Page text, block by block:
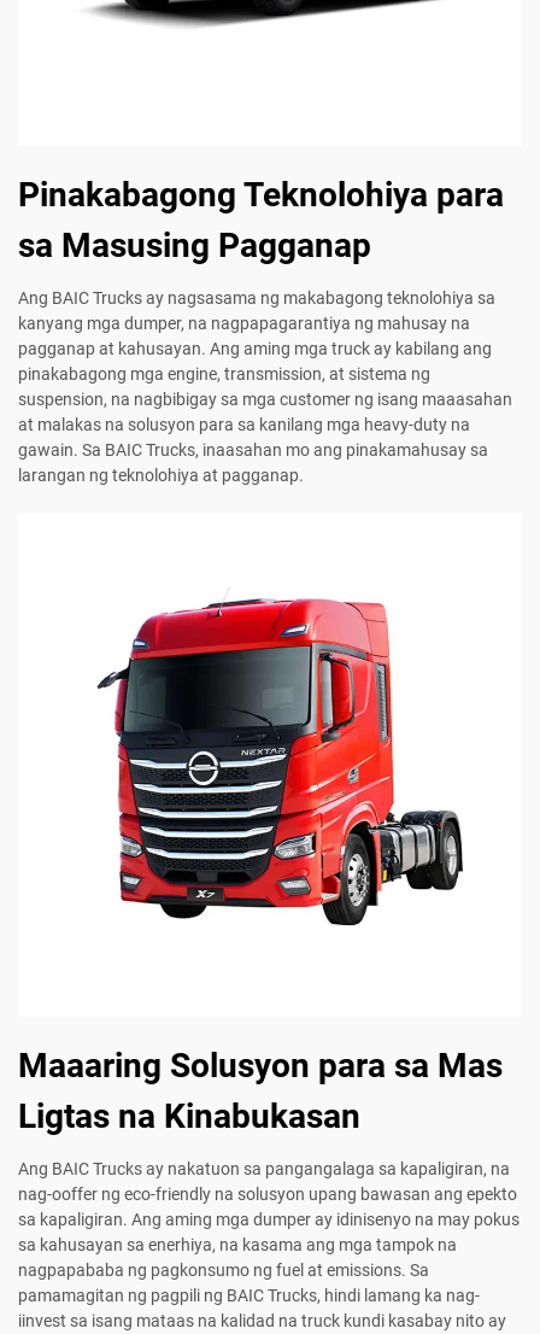
Pinakabagong Teknolohiya para
sa Masusing Pagganap
Ang BAIC Trucks ay nagsasama ng makabagong teknolohiya sa
kanyang mga dumper, na nagpapagarantiya ng mahusay na
pagganap at kahusayan. Ang aming mga truck ay kabilang ang
pinakabagong mga engine, transmission, at sistema ng
suspension, na nagbibigay sa mga customer ng isang maaasahan
at malakas na solusyon para sa kanilang mga heavy-duty na
gawain. Sa BAIC Trucks, inaasahan mo ang pinakamahusay sa
larangan ng teknolohiya at pagganap.
Maaaring Solusyon para sa Mas
Ligtas na Kinabukasan
Ang BAIC Trucks ay nakatuon sa pangangalaga sa kapaligiran, na
nag-ooffer ng eco-friendly na solusyon upang bawasan ang epekto
sa kapaligiran. Ang aming mga dumper ay idinisenyo na may pokus
sa kahusayan sa enerhiya, na kasama ang mga tampok na
nagpapababa ng pagkonsumo ng fuel at emissions. Sa
pamamagitan ng pagpili ng BAIC Trucks, hindi lamang ka nag-
iinvest sa isang mataas na kalidad na truck kundi kasabay nito ay